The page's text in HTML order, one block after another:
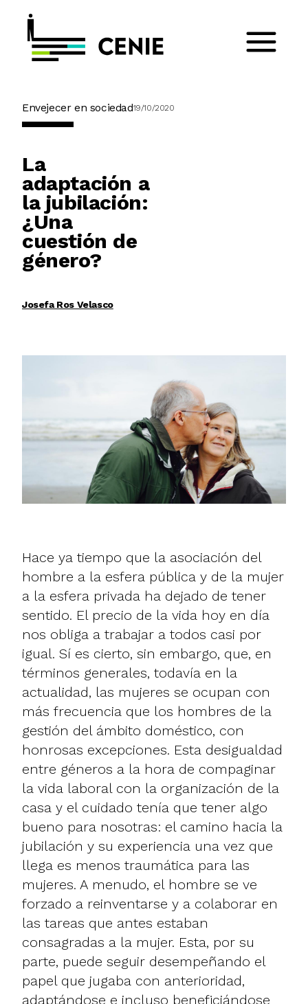
Envejecer en sociedad19/10/2020
La
adaptación a
la jubilación:
¿Una
cuestión de
género?
Josefa Ros Velasco
Hace ya tiempo que la asociación del
hombre a la esfera pública y de la mujer
a la esfera privada ha dejado de tener
sentido. El precio de la vida hoy en día
nos obliga a trabajar a todos casi por
igual. Sí es cierto, sin embargo, que, en
términos generales, todavía en la
actualidad, las mujeres se ocupan con
más frecuencia que los hombres de la
gestión del ámbito doméstico, con
honrosas excepciones. Esta desigualdad
entre géneros a la hora de compaginar
la vida laboral con la organización de la
casa y el cuidado tenía que tener algo
bueno para nosotras: el camino hacia la
jubilación y su experiencia una vez que
llega es menos traumática para las
mujeres. A menudo, el hombre se ve
forzado a reinventarse y a colaborar en
las tareas que antes estaban
consagradas a la mujer. Esta, por su
parte, puede seguir desempeñando el
papel que jugaba con anterioridad,
adaptándose e incluso beneficiándose